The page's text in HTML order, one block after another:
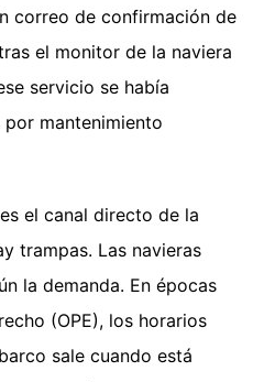
correo de confirmación de
el monitor de la naviera
servicio se había
mantenimiento
el canal directo de la
trampas. Las navieras
la demanda. En épocas
(OPE), los horarios
sale cuando está